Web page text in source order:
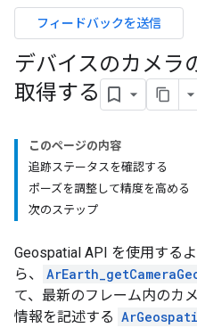
フィードバックを送信
デバイスのカメラ
取得する
このページの内容
追跡ステータスを確認する
ポーズを調整して精度を高める
次のステップ
Geospatial API を使用する
ら、
て、最新のフレーム内のカ
情報を記述する